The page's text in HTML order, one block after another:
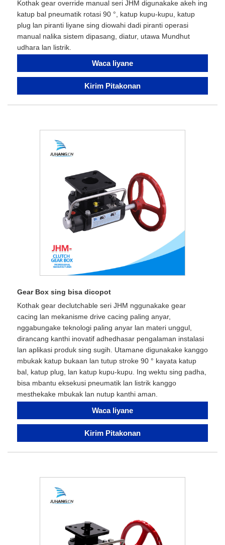
Kothak gear override manual seri JHM digunakake akeh ing
katup bal pneumatik rotasi 90 °, katup kupu-kupu, katup
plug lan piranti liyane sing diowahi dadi piranti operasi
manual nalika sistem dipasang, diatur, utawa Mundhut
udhara lan listrik.
Waca liyane
Kirim Pitakonan
Gear Box sing bisa dicopot
Kothak gear declutchable seri JHM nggunakake gear
cacing lan mekanisme drive cacing paling anyar,
nggabungake teknologi paling anyar lan materi unggul,
dirancang kanthi inovatif adhedhasar pengalaman instalasi
lan aplikasi produk sing sugih. Utamane digunakake kanggo
mbukak katup bukaan lan tutup stroke 90 ° kayata katup
bal, katup plug, lan katup kupu-kupu. Ing wektu sing padha,
bisa mbantu eksekusi pneumatik lan listrik kanggo
mesthekake mbukak lan nutup kanthi aman.
Waca liyane
Kirim Pitakonan